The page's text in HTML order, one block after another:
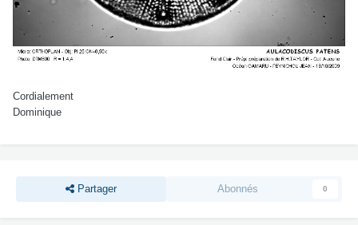
Cordialement
Dominique
Partager Abonnés 0